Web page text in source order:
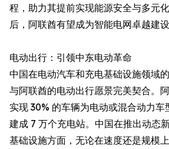
程，助力其提前实现能源安全与多元
后，阿联酋有望成为智能电网卓越建
电动出行：引领中东电动革命
中国在电动汽车和充电基础设施领域
与阿联酋的电动出行愿景完美契合。
实现 30% 的车辆为电动或混合动力
建成 7 万个充电站。中国在推出动态
基础设施方面，无论在速度还是规模